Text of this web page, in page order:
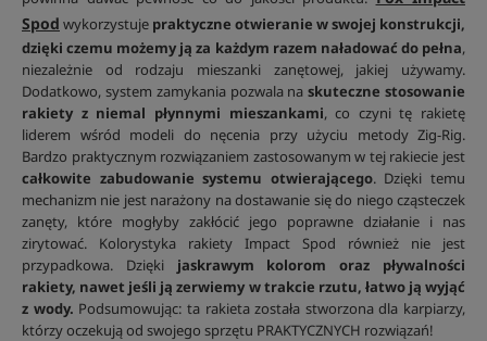
Spod wykorzystuje praktyczne otwieranie w swojej konstrukcji,
dzięki czemu możemy ją za każdym razem naładować do pełna,
niezależnie od rodzaju mieszanki zanętowej, jakiej używamy.
Dodatkowo, system zamykania pozwala naskuteczne stosowanie
rakiety z niemal płynnymi mieszankami, co czyni tę rakietę
liderem wśród modeli do nęcenia przy użyciu metody Zig-Rig.
Bardzo praktycznym rozwiązaniem zastosowanym w tej rakiecie jest
całkowite zabudowanie systemu otwierającego. Dzięki temu
mechanizm nie jest narażony na dostawanie się do niego cząsteczek
zanęty, które mogłyby zakłócić jego poprawne działanie i nas
zirytować. Kolorystyka rakiety Impact Spod również nie jest
przypadkowa. Dzięki jaskrawym kolorom oraz pływalności
rakiety, nawet jeśli ją zerwiemy w trakcie rzutu, łatwo ją wyjąć
z wody. Podsumowując: ta rakieta została stworzona dla karpiarzy,
którzy oczekują od swojego sprzętu PRAKTYCZNYCH rozwiązań!